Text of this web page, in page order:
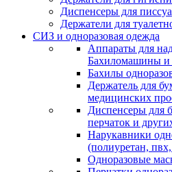
Диспенсеры для
Держатели для
СИЗ и одноразовая одежда
Аппараты для
Бахиломашины и
Бахилы
Держатель для
медицинских
Диспенсеры для
перчаток и
Нарукавники
(полиуретан,
Одноразовые